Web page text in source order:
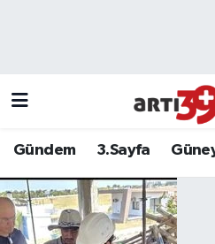
Gündem 3.Sayfa